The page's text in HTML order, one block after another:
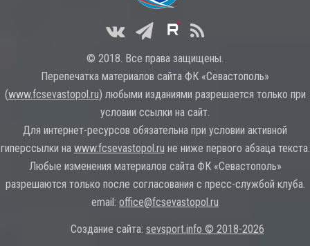
© 2018. Все права защищены.
Перепечатка материалов сайта ФК «Севастополь»
(www.fcsevastopol.ru) любыми изданиями разрешается только при
условии ссылки на сайт.
Для интернет-ресурсов обязательна при условии активной
гиперссылки на www.fcsevastopol.ru не ниже первого абзаца текста.
Любые изменения материалов сайта ФК «Севастополь»
разрешаются только после согласования с пресс-службой клуба.
email: office@fcsevastopol.ru
Создание сайта: sevsport.info © 2018-2026